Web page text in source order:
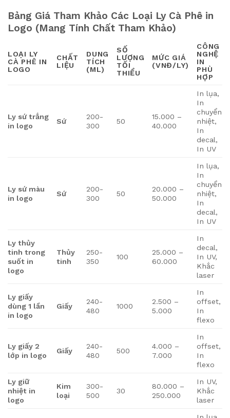
Bảng Giá Tham Khảo Các Loại Ly Cà Phê in
Logo (Mang Tính Chất Tham Khảo)
LOẠI LY
CÀ PHÊ IN
LOGO
CHẤT
LIỆU
DUNG
TÍCH
(ML)
SỐ
LƯỢNG
TỐI
THIỂU
MỨC GIÁ
(VNĐ/LY)
CÔNG
NGHỆ
IN
PHÙ
HỢP
Ly sứ trắng
in logo
Sứ
200-
300
50
15.000 –
40.000
In lụa,
In
chuyển
nhiệt,
In
decal,
In UV
Ly sứ màu
in logo
Sứ
200-
300
50
20.000 –
50.000
In lụa,
In
chuyển
nhiệt,
In
decal,
In UV
Ly thủy
tinh trong
suốt in
logo
Thủy
tinh
250-
350
100
25.000 –
60.000
In
decal,
In UV,
Khắc
laser
Ly giấy
dùng 1 lần
in logo
Giấy
240-
480
1000
2.500 –
5.000
In
offset,
In
flexo
Ly giấy 2
lớp in logo
Giấy
240-
480
500
4.000 –
7.000
In
offset,
In
flexo
Ly giữ
nhiệt in
logo
Kim
loại
300-
500
30
80.000 –
250.000
In UV,
Khắc
laser